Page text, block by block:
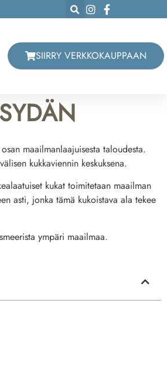
SIIRRY VERKKOKAUPPAAN
maailmanlaajuisesta taloudesta.
kukkaviennin keskuksena.
kukat toimitetaan maailman
asti, jonka tämä kukoistava ala tekee
ympäri maailmaa.